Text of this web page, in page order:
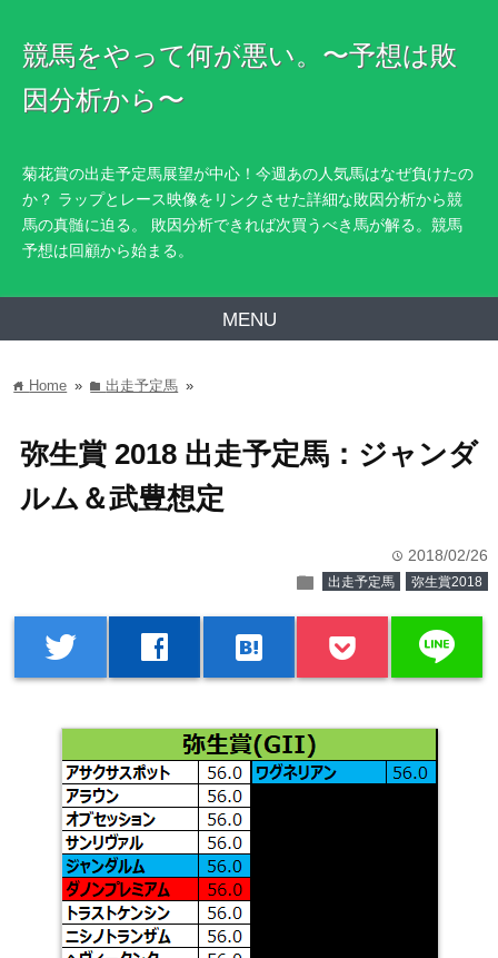
競馬をやって何が悪い。〜予想は敗
因分析から〜
菊花賞の出走予定馬展望が中心！今週あの人気馬はなぜ負けたの
か？ ラップとレース映像をリンクさせた詳細な敗因分析から競
馬の真髄に迫る。 敗因分析できれば次買うべき馬が解る。競馬
予想は回顧から始まる。
MENU
home Home » folder 出走予定馬 »
弥生賞 2018 出走予定馬：ジャンダ
ルム＆武豊想定
time 2018/02/26
folder 出走予定馬 弥生賞2018
twitter facebook hatenabookmark line